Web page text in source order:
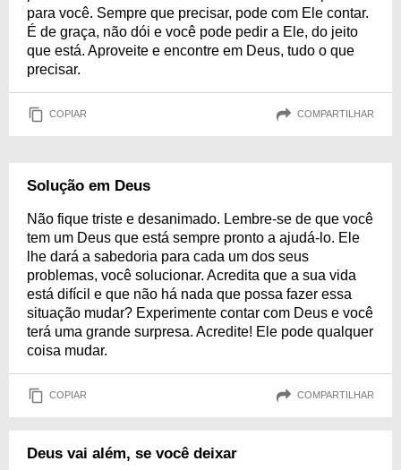
para você. Sempre que precisar, pode com Ele contar.
É de graça, não dói e você pode pedir a Ele, do jeito
que está. Aproveite e encontre em Deus, tudo o que
precisar.
COPIAR COMPARTILHAR
Solução em Deus
Não fique triste e desanimado. Lembre-se de que você
tem um Deus que está sempre pronto a ajudá-lo. Ele
lhe dará a sabedoria para cada um dos seus
problemas, você solucionar. Acredita que a sua vida
está difícil e que não há nada que possa fazer essa
situação mudar? Experimente contar com Deus e você
terá uma grande surpresa. Acredite! Ele pode qualquer
coisa mudar.
COPIAR COMPARTILHAR
Deus vai além, se você deixar